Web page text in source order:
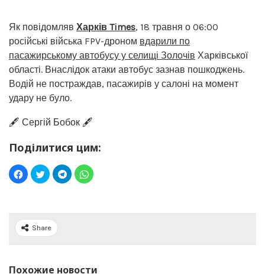
Як повідомляв Харків Times, 18 травня о 06:00
російські війська FPV-дроном вдарили по
пасажирському автобусу у селищі Золочів Харківської
області. Внаслідок атаки автобус зазнав пошкоджень.
Водій не постраждав, пасажирів у салоні на момент
удару не було.
🖋️ Сергій Бобок 🖋️
Поділитися цим:
Share
Похожие новости